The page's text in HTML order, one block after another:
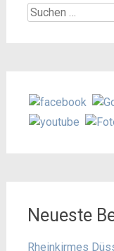
Suchen
Neueste
Rheinkirmes